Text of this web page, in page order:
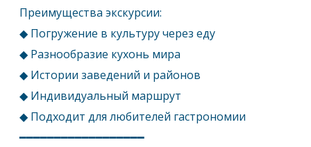
Преимущества экскурсии:
◆ Погружение в культуру через еду
◆ Разнообразие кухонь мира
◆ Истории заведений и районов
◆ Индивидуальный маршрут
◆ Подходит для любителей гастрономии
━━━━━━━━━━━━━━━━━━